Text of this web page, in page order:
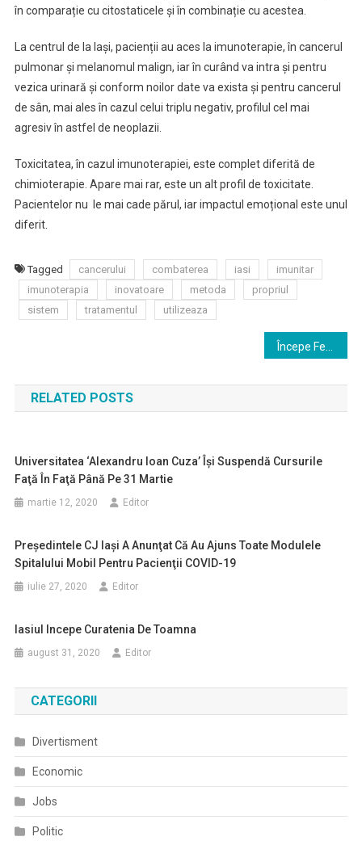
în comparație cu citostaticele și în combinație cu acestea.
La centrul de la Iași, pacienții au aces la imunoterapie, în cancerul
pulmonar și melanomul malign, iar în curând va intra și pentru
vezica urinară și conform noilor date va exista și pentru cancerul
de sân, mai ales în cazul celui triplu negativ, profilul cel mai
agresiv în astfel de neoplazii.
Toxicitatea, în cazul imunoterapiei, este complet diferită de
chimioterapie. Apare mai rar, este un alt profil de toxicitate.
Pacientelor nu le mai cade părul, iar impactul emoțional este unul
diferit.
Tagged cancerului combaterea iasi
imunitar
imunoterapia
inovatoare metoda
propriul
sistem
tratamentul utilizeaza
în
articole
RELATED POSTS
Universitatea ‘Alexandru Ioan Cuza’ Îşi Suspendă Cursurile
Faţă În Faţă Până Pe 31 Martie
martie 12, 2020 Editor
Preşedintele CJ Iaşi A Anunţat Că Au Ajuns Toate Modulele
Spitalului Mobil Pentru Pacienţii COVID-19
iulie 27, 2020 Editor
Iasiul Incepe Curatenia De Toamna
august 31, 2020 Editor
CATEGORII
Divertisment
Economic
Jobs
Politic